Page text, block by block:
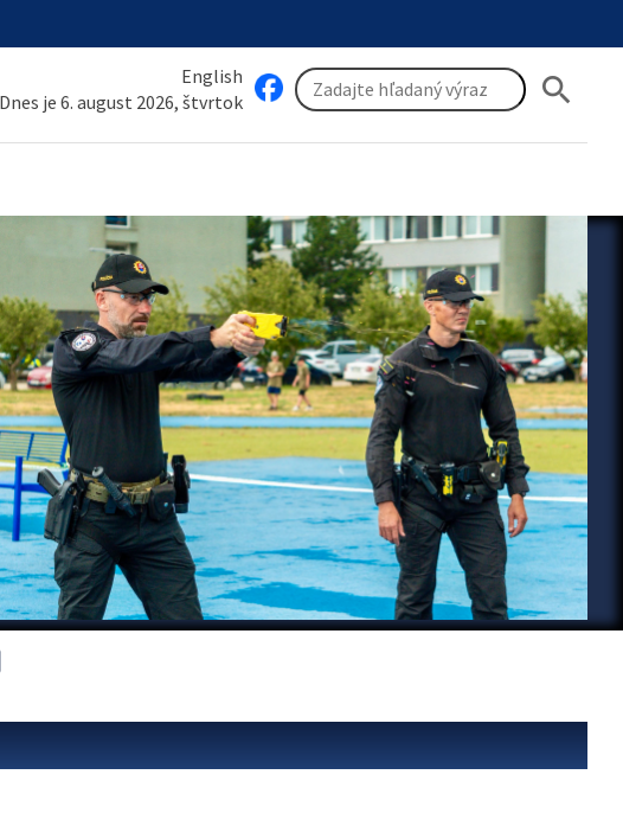
English
Dnes je 6. august 2026, štvrtok
search